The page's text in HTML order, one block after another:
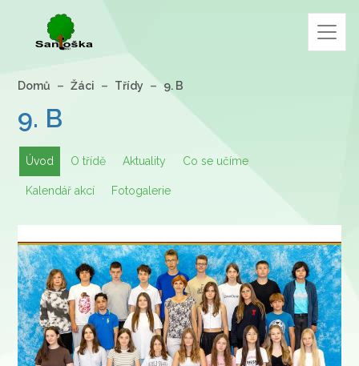
Domů Žáci Třídy 9. B
9. B
Úvod O třídě Aktuality Co se učíme
Kalendář akcí Fotogalerie